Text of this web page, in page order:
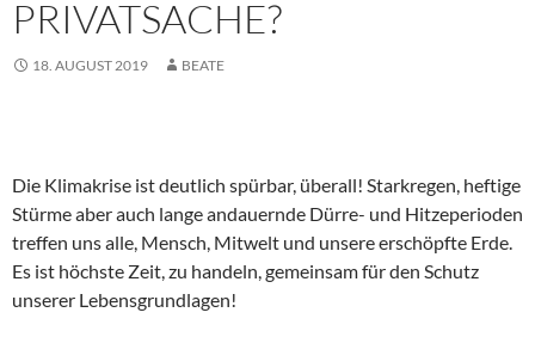
PRIVATSACHE?
18. AUGUST 2019 BEATE
Die Klimakrise ist deutlich spürbar, überall! Starkregen, heftige
Stürme aber auch lange andauernde Dürre- und Hitzeperioden
treffen uns alle, Mensch, Mitwelt und unsere erschöpfte Erde.
Es ist höchste Zeit, zu handeln, gemeinsam für den Schutz
unserer Lebensgrundlagen!